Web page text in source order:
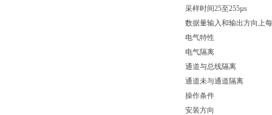
采样时间25至255µs
数据量输入和输出方向上
电气特性
电气隔离
通道与总线隔离
通道未与通道隔离
操作条件
安装方向